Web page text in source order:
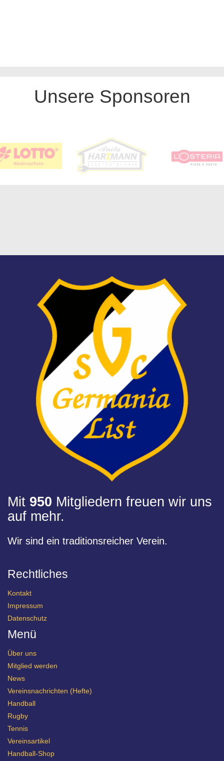
Unsere Sponsoren
Mit 950 Mitgliedern freuen wir uns
auf mehr.
Wir sind ein traditionsreicher Verein.
Rechtliches
Kontakt
Impressum
Datenschutz
Menü
Über uns
Mitglied werden
News
Vereinsnachrichten (Hefte)
Handball
Rugby
Tennis
Vereinsartikel
Handball-Shop